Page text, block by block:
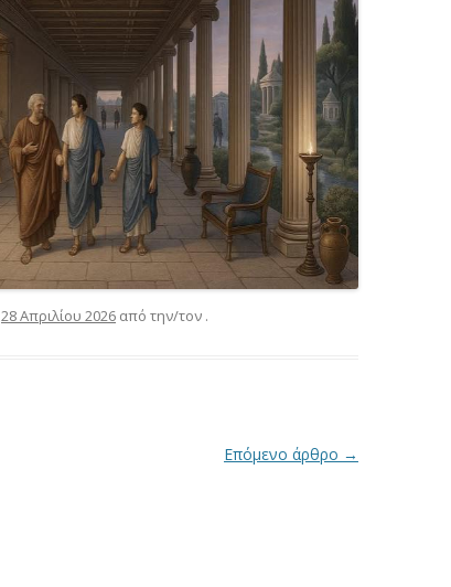
28 Απριλίου 2026 από την/τον .
Επόμενο άρθρο →